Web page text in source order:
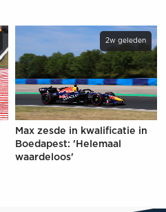
2w geleden
Max zesde in kwalificatie in
Boedapest: 'Helemaal
waardeloos'